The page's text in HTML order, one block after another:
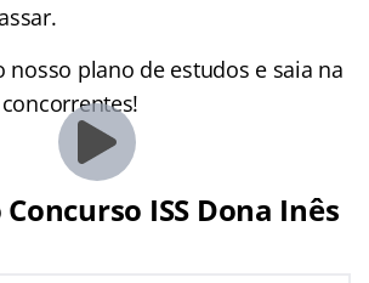
nosso plano de estudos e saia na
ISS Dona Inês